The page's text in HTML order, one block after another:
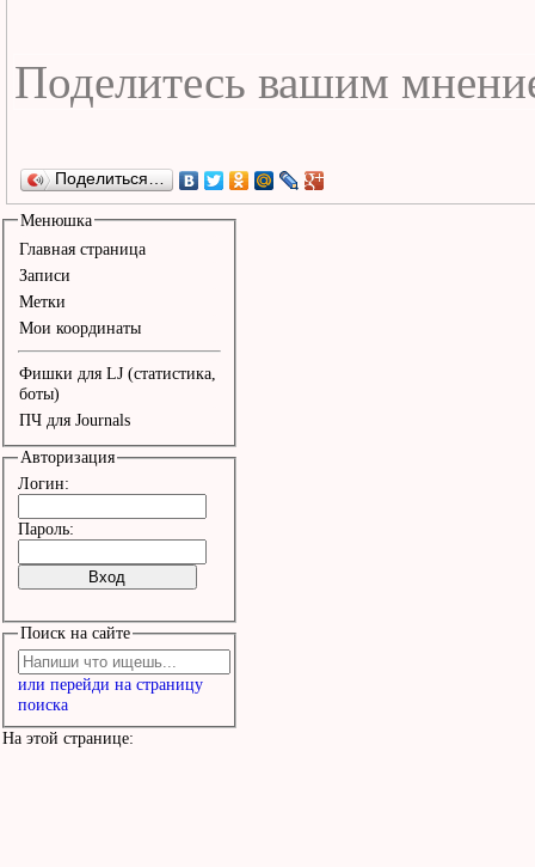
Поделиться…
Менюшка
Главная страница
Записи
Метки
Мои координаты
Фишки для LJ (статистика,
боты)
ПЧ для Journals
Авторизация
Логин:
Пароль:
Поиск на сайте
или перейди на страницу
поиска
На этой странице: